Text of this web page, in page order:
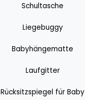
Schultasche
Liegebuggy
Babyhängematte
Laufgitter
Rücksitzspiegel für Baby